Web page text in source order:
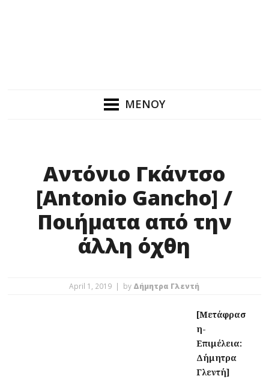
ΜΕΝΟΥ
Αντόνιο Γκάντσο
[Antonio Gancho] /
Ποιήματα από την
άλλη όχθη
April 1, 2019 | by Δήμητρα Γλεντή
[Μετάφρασ
η-
Επιμέλεια:
Δήμητρα
Γλεντή]